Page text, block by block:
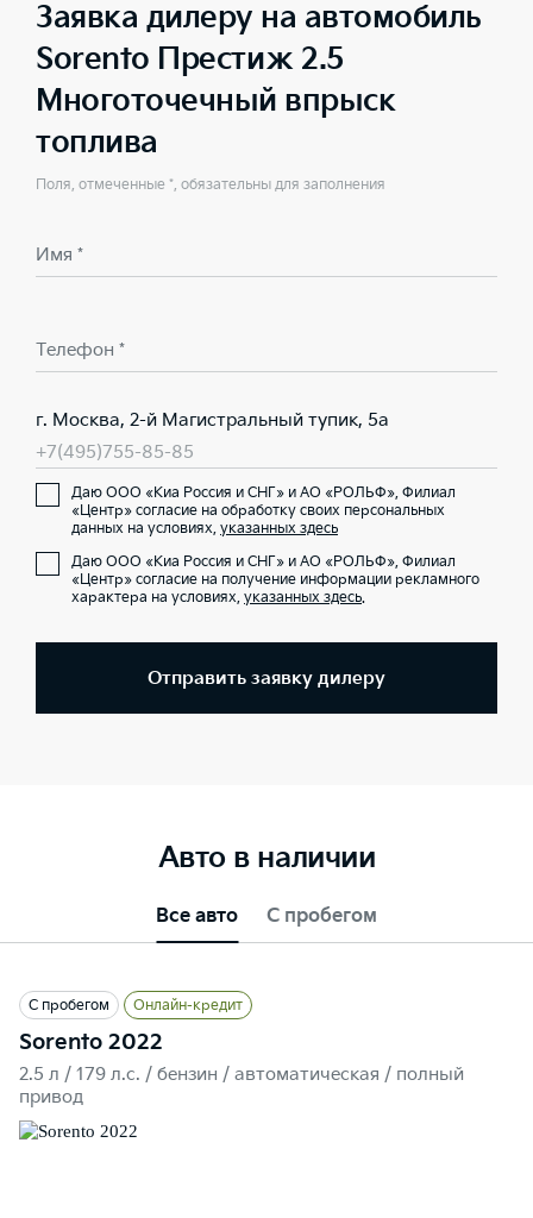
Заявка дилеру на автомобиль
Sorento Престиж 2.5
Многоточечный впрыск
топлива
Поля, отмеченные *, обязательны для заполнения
Имя *
Телефон *
г. Москва, 2-й Магистральный тупик, 5а
+7(495)755-85-85
Даю ООО «Киа Россия и СНГ» и АО «РОЛЬФ», Филиал
«Центр» согласие на обработку своих персональных
данных на условиях, указанных здесь
Даю ООО «Киа Россия и СНГ» и АО «РОЛЬФ», Филиал
«Центр» согласие на получение информации рекламного
характера на условиях, указанных здесь.
Отправить заявку дилеру
Авто в наличии
Все авто С пробегом
С пробегом Онлайн-кредит
Sorento 2022
2.5 л / 179 л.c. / бензин / автоматическая / полный
привод